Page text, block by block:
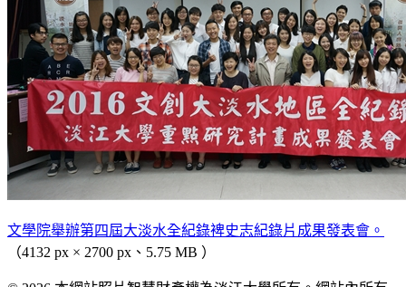
文學院舉辦第四屆大淡水全紀錄裨史志紀錄片成果發表會。
（4132 px × 2700 px、5.75 MB ）